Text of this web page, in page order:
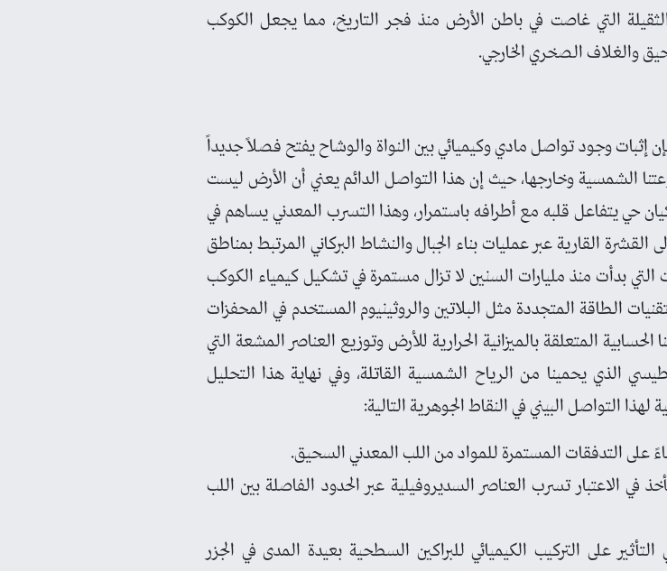
التي غاصت في باطن الأرض منذ فجر التاريخ، مما يجعل الكوكب
والغلاف الصخري الخارجي.
إثبات وجود تواصل مادي وكيميائي بين النواة والوشاح يفتح فصلاً جديداً
الشمسية وخارجها، حيث إن هذا التواصل الدائم يعني أن الأرض ليست
يتفاعل قلبه مع أطرافه باستمرار، وهذا التسرب المعدني يساهم في
القشرة القارية عبر عمليات بناء الجبال والنشاط البركاني المرتبط بمناطق
التي بدأت منذ مليارات السنين لا تزال مستمرة في تشكيل كيمياء الكوكب
الطاقة المتجددة مثل البلاتين والروثينيوم المستخدم في المحفزات
الحسابية المتعلقة بالميزانية الحرارية للأرض وتوزيع العناصر المشعة التي
الذي يحمينا من الرياح الشمسية القاتلة، وفي نهاية هذا التحليل
لهذا التواصل البيني في النقاط الجوهرية التالية:
على التدفقات المستمرة للمواد من اللب المعدني السحيق.
في الاعتبار تسرب العناصر السديروفيلية عبر الحدود الفاصلة بين اللب
على التركيب الكيميائي للبراكين السطحية بعيدة المدى في الجزر